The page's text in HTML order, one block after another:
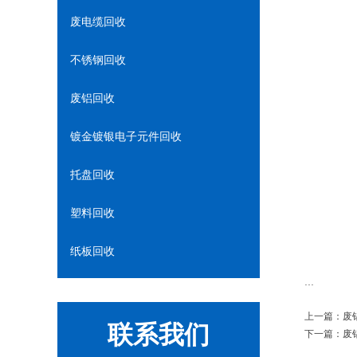
废电缆回收
不锈钢回收
废铝回收
镀金镀银电子元件回收
托盘回收
塑料回收
纸板回收
联系我们
上一篇： 废
下一篇： 废